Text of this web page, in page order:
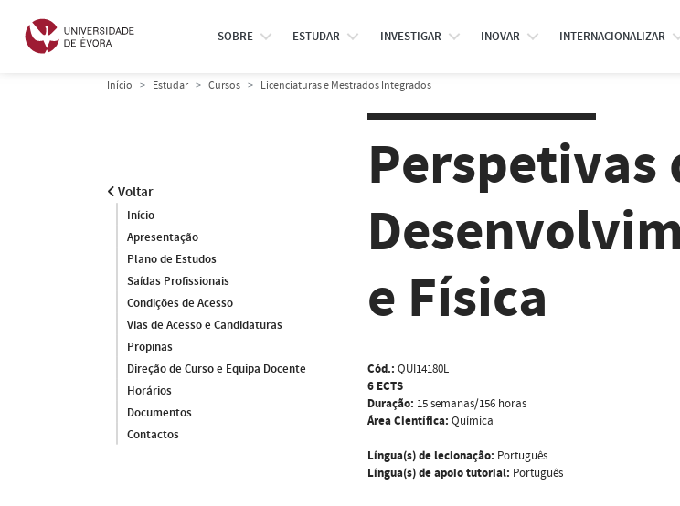
SOBRE ESTUDAR INVESTIGAR INOVAR INTERNACIONALIZAR
Início Estudar Cursos Licenciaturas e Mestrados Integrados
Voltar
Início
Apresentação
Plano de Estudos
Saídas Profissionais
Condições de Acesso
Vias de Acesso e Candidaturas
Propinas
Direção de Curso e Equipa Docente
Horários
Documentos
Contactos
Perspetivas
e Física
Cód.: QUI14180L
6 ECTS
Duração: 15 semanas/156 horas
Área Científica: Química
Língua(s) de lecionação: Português
Língua(s) de apoio tutorial: Português